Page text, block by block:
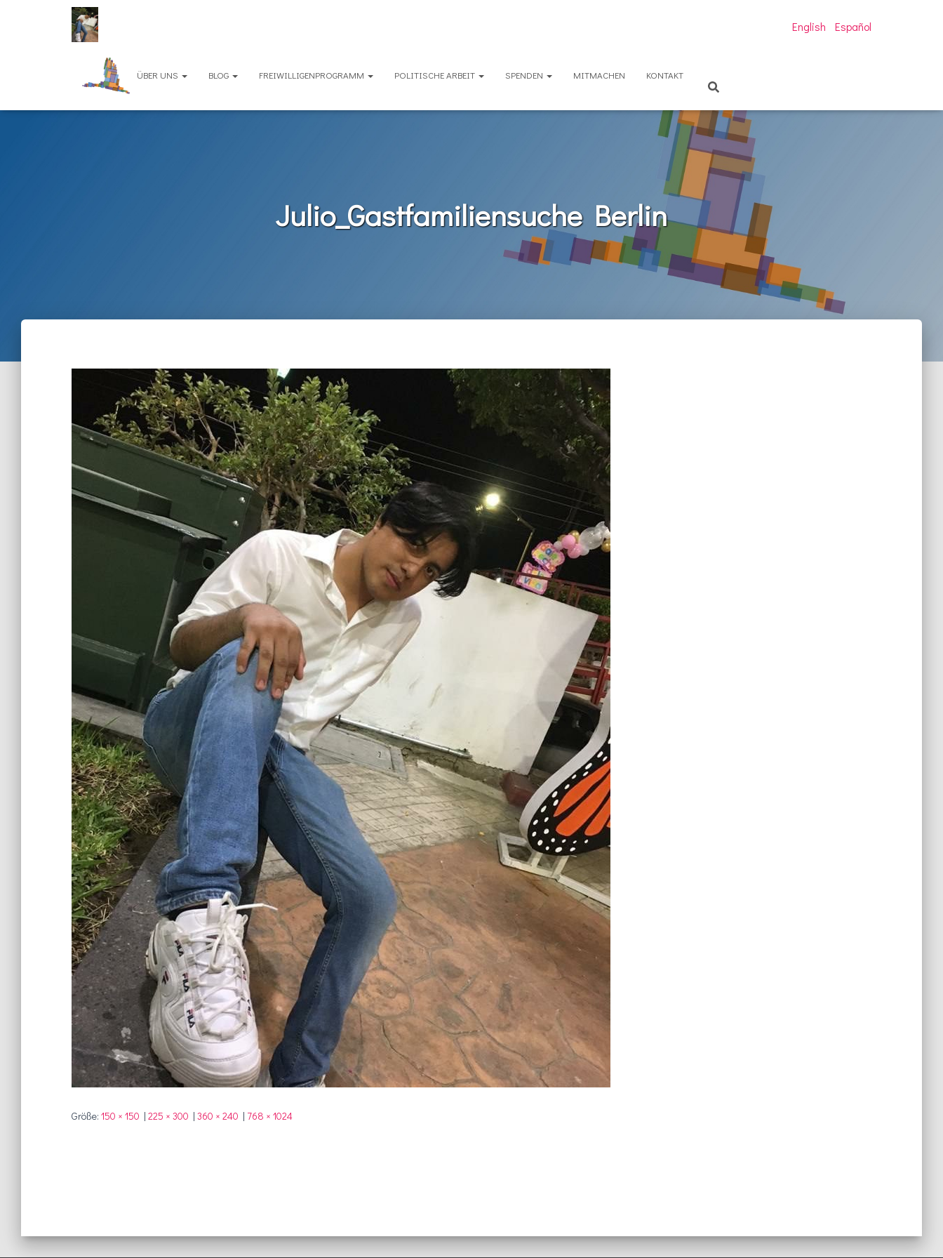
English Español
ÜBER UNS BLOG FREIWILLIGENPROGRAMM POLITISCHE ARBEIT SPENDEN MITMACHEN KONTAKT
Julio_Gastfamiliensuche Berlin
Größe: 150 × 150 | 225 × 300 | 360 × 240 | 768 × 1024